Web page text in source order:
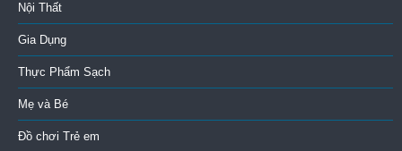
Nội Thất
Gia Dụng
Thực Phẩm Sạch
Mẹ và Bé
Đồ chơi Trẻ em